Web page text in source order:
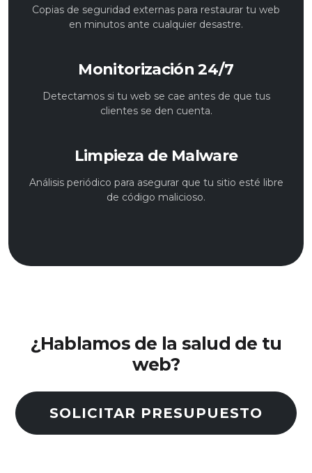
Copias de seguridad externas para restaurar tu web
en minutos ante cualquier desastre.
Monitorización 24/7
Detectamos si tu web se cae antes de que tus
clientes se den cuenta.
Limpieza de Malware
Análisis periódico para asegurar que tu sitio esté libre
de código malicioso.
¿Hablamos de la salud de tu
web?
SOLICITAR PRESUPUESTO